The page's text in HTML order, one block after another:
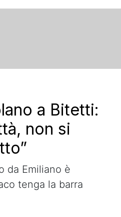
a Bitetti:
non si
da Emiliano è
tenga la barra